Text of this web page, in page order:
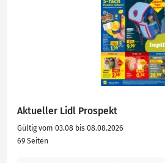
Aktueller Lidl Prospekt
Gültig vom 03.08 bis 08.08.2026
69 Seiten